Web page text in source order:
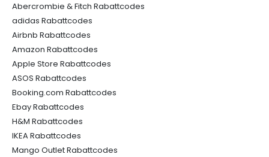
Abercrombie & Fitch Rabattcodes
adidas Rabattcodes
Airbnb Rabattcodes
Amazon Rabattcodes
Apple Store Rabattcodes
ASOS Rabattcodes
Booking.com Rabattcodes
Ebay Rabattcodes
H&M Rabattcodes
IKEA Rabattcodes
Mango Outlet Rabattcodes